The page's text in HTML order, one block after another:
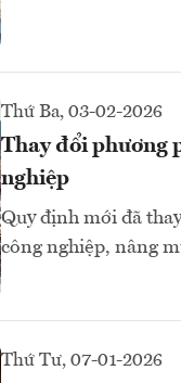
Thứ Ba, 03-02-2026
Thay đổi phương
nghiệp
Quy định mới đã
công nghiệp, nâng
Thứ Tư, 07-01-2026